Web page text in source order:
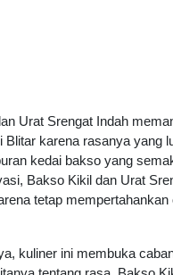
Urat Srengat Indah
Blitar karena rasanya yang
kedai bakso yang
Bakso Kikil dan Urat
tetap
kuliner ini membuka